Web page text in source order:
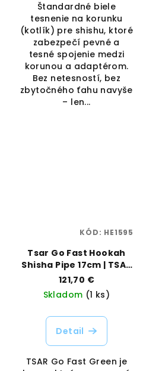
Štandardné biele
tesnenie na korunku
(kotlík) pre shishu, ktoré
zabezpečí pevné a
tesné spojenie medzi
korunou a adaptérom.
Bez netesností, bez
zbytočného ťahu navyše
– len...
Tsar Go Fast Hookah
Shisha Pipe 17cm | TSAR
| VAPORAMA
121,70 €
Skladom (1 ks)
Detail
TSAR Go Fast Green je
KÓD: HE1595